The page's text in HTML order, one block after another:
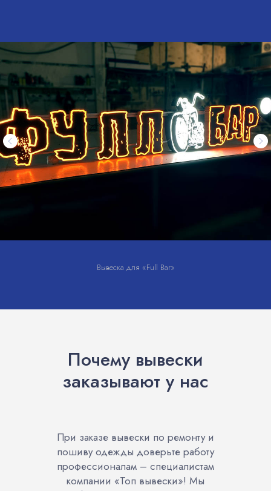
Вывеска для «Full Bar»
Почему вывески
заказывают у нас
При заказе вывески по ремонту и
пошиву одежды доверьте работу
профессионалам – специалистам
компании «Топ вывески»! Мы